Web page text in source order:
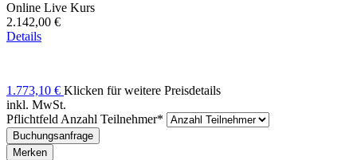
Online Live Kurs
2.142,00 €
Details
1.773,10 € Klicken für weitere Preisdetails
inkl. MwSt.
Pflichtfeld Anzahl Teilnehmer*
Buchungsanfrage
Merken